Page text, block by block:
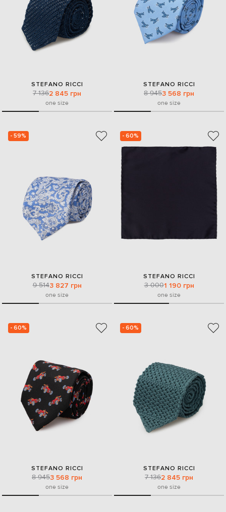
STEFANO RICCI
7 1362 845 грн
one size
STEFANO RICCI
8 9453 568 грн
one size
- 59%
STEFANO RICCI
9 5143 827 грн
one size
- 60%
STEFANO RICCI
3 0001 190 грн
one size
- 60%
STEFANO RICCI
8 9453 568 грн
one size
- 60%
STEFANO RICCI
7 1362 845 грн
one size